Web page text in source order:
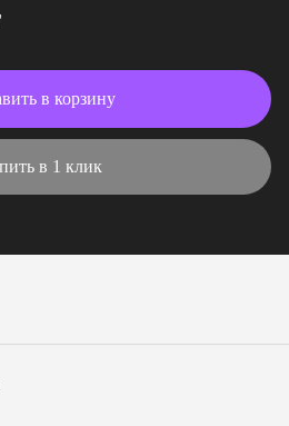
в корзину
в 1 клик